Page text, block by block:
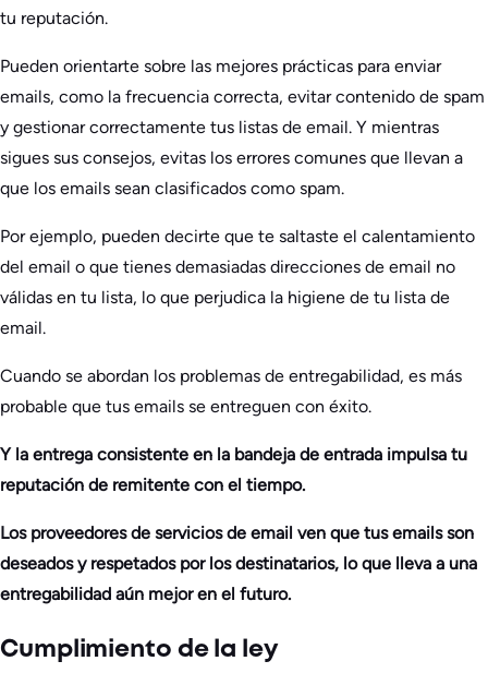
tu reputación.
Pueden orientarte sobre las mejores prácticas para enviar
emails, como la frecuencia correcta, evitar contenido de spam
y gestionar correctamente tus listas de email. Y mientras
sigues sus consejos, evitas los errores comunes que llevan a
que los emails sean clasificados como spam.
Por ejemplo, pueden decirte que te saltaste el calentamiento
del email o que tienes demasiadas direcciones de email no
válidas en tu lista, lo que perjudica la higiene de tu lista de
email.
Cuando se abordan los problemas de entregabilidad, es más
probable que tus emails se entreguen con éxito.
Y la entrega consistente en la bandeja de entrada impulsa tu
reputación de remitente con el tiempo.
Los proveedores de servicios de email ven que tus emails son
deseados y respetados por los destinatarios, lo que lleva a una
entregabilidad aún mejor en el futuro.
Cumplimiento de la ley